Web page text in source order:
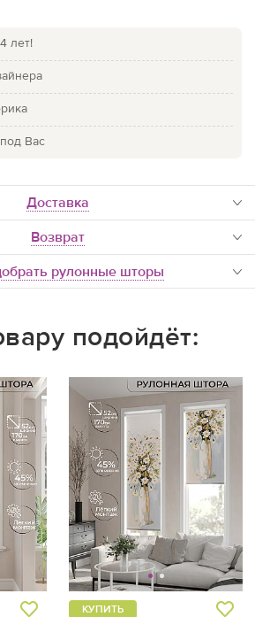
лет!
Вас
доставка
Возврат
рулонные шторы
подойдёт:
КУПИТЬ